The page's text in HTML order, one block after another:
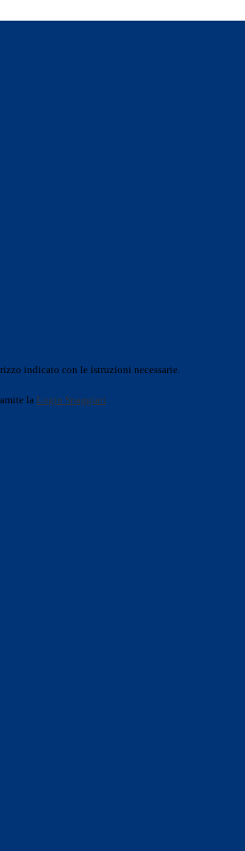
indicato con le istruzioni necessarie.
la Login Spaggiari